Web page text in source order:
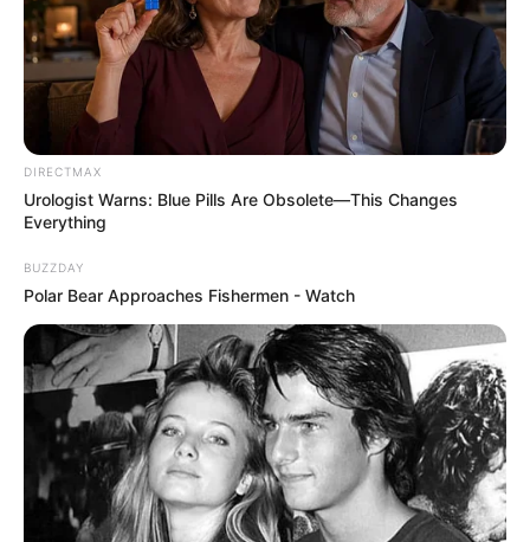
อ.คฑาเผย 4 ราศี ดวงพุ่งแรง หลังดาวพฤหัสฯย้าย 30 ต.ค.นี้
3 ราศี ช่วงนี้มีเกณฑ์พักร้อนไปนอนชิลล์ริมทะเล
26 ต.ค. 2019
DIRECTMAX
Urologist Warns: Blue Pills Are Obsolete—This Changes
Everything
BUZZDAY
Polar Bear Approaches Fishermen - Watch